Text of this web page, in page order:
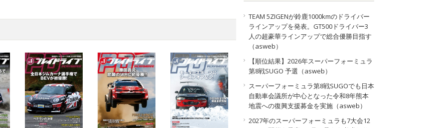
TEAM 5ZIGENが鈴鹿1000kmのドライバー
ラインアップを発表。GT500ドライバー3
人の超豪華ラインアップで総合優勝目指す
（asweb）
【順位結果】2026年スーパーフォーミュラ
第8戦SUGO 予選（asweb）
スーパーフォーミュラ第8戦SUGOでも日本
自動車会議所が中心となった令和8年熊本
地震への復興支援募金を実施（asweb）
2027年のスーパーフォーミュラも7大会12